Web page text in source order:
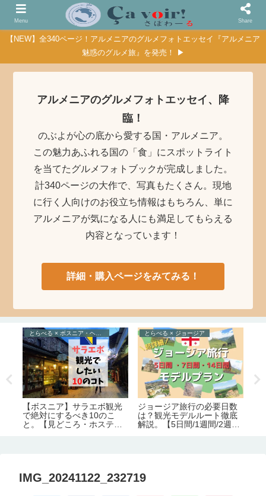
【NEW】全340ページ！アルメニアのグルメフォトエッセイ『アルメニア
魅惑のグルメ旅』を発売！ ▶
アルメニアのグルメフォトエッセイ、降
臨！
のぶよが心の底から愛する国・アルメニア。
この魅力あふれる国の「食」にスポットライト
を当てたグルメフォトブックが完成しました。
計340ページの大作で、写真もたくさん。現地
に行く人向けのお役立ち情報はもちろん、単に
アルメニアが気になる人にも満足してもらえる
内容となっています！
詳細・購入ページをみてみる！
とらべる × ボスニア・ヘルツェゴビナ
【ボスニア】サラエボ観光
で絶対にするべき10のこ
と。【見どころ・ホステル
とらべる × ジョージア
ジョージア旅行の必要日数
は？観光モデルルート徹底
解説。【5日間/1週間/2週
IMG_20241122_232719
Menu Share